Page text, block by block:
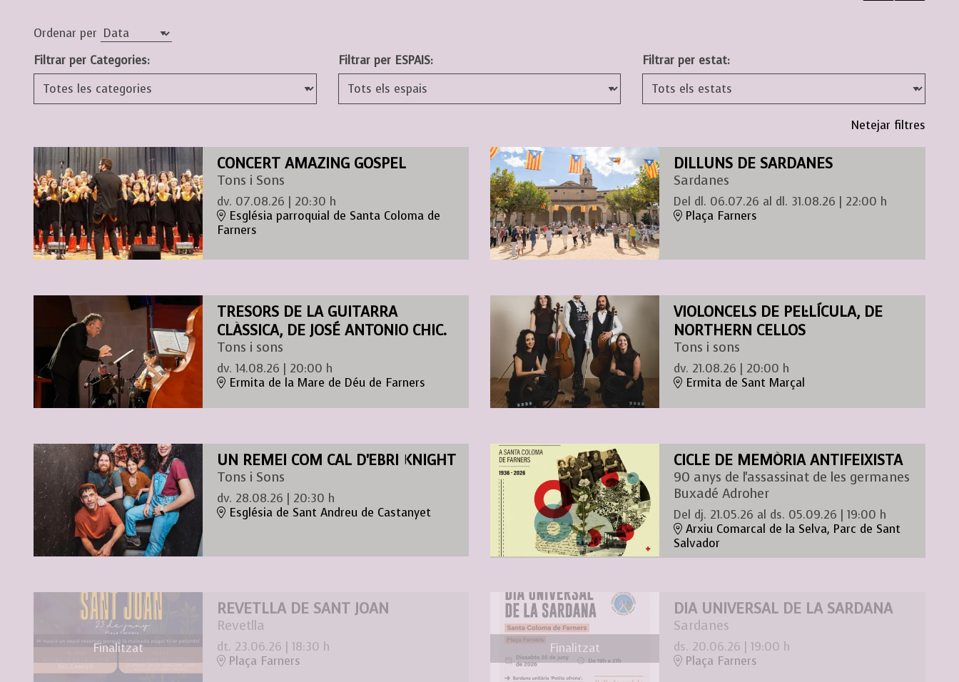
Ordenar per
Filtrar per Categories:
Filtrar per ESPAIS: Filtrar per estat:
Netejar filtres
CONCERT AMAZING GOSPEL
Tons i Sons
dv. 07.08.26
20:30 h
Església parroquial de Santa Coloma de
Farners
DILLUNS DE SARDANES
Sardanes
Del dl. 06.07.26 al dl. 31.08.26
22:00 h
Plaça Farners
TRESORS DE LA GUITARRA
CLÀSSICA, DE JOSÉ ANTONIO CHIC.
Tons i sons
dv. 14.08.26
20:00 h
Ermita de la Mare de Déu de Farners
VIOLONCELS DE PEL·LÍCULA, DE
NORTHERN CELLOS
Tons i sons
dv. 21.08.26
20:00 h
Ermita de Sant Marçal
UN REMEI COM CAL D'EBRI KNIGHT
Tons i Sons
dv. 28.08.26
20:30 h
Església de Sant Andreu de Castanyet
CICLE DE MEMÒRIA ANTIFEIXISTA
90 anys de l'assassinat de les germanes
Buxadé Adroher
Del dj. 21.05.26 al ds. 05.09.26 |19:00 h
Arxiu Comarcal de la Selva, Parc de Sant
Salvador
Finalitzat
REVETLLA DE SANT JOAN
Revetlla
dt. 23.06.26
18:30 h
Plaça Farners
Finalitzat
DIA UNIVERSAL DE LA SARDANA
Sardanes
ds. 20.06.26
19:00 h
Plaça Farners